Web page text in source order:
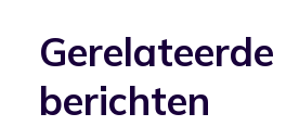
Gerelateerde
berichten